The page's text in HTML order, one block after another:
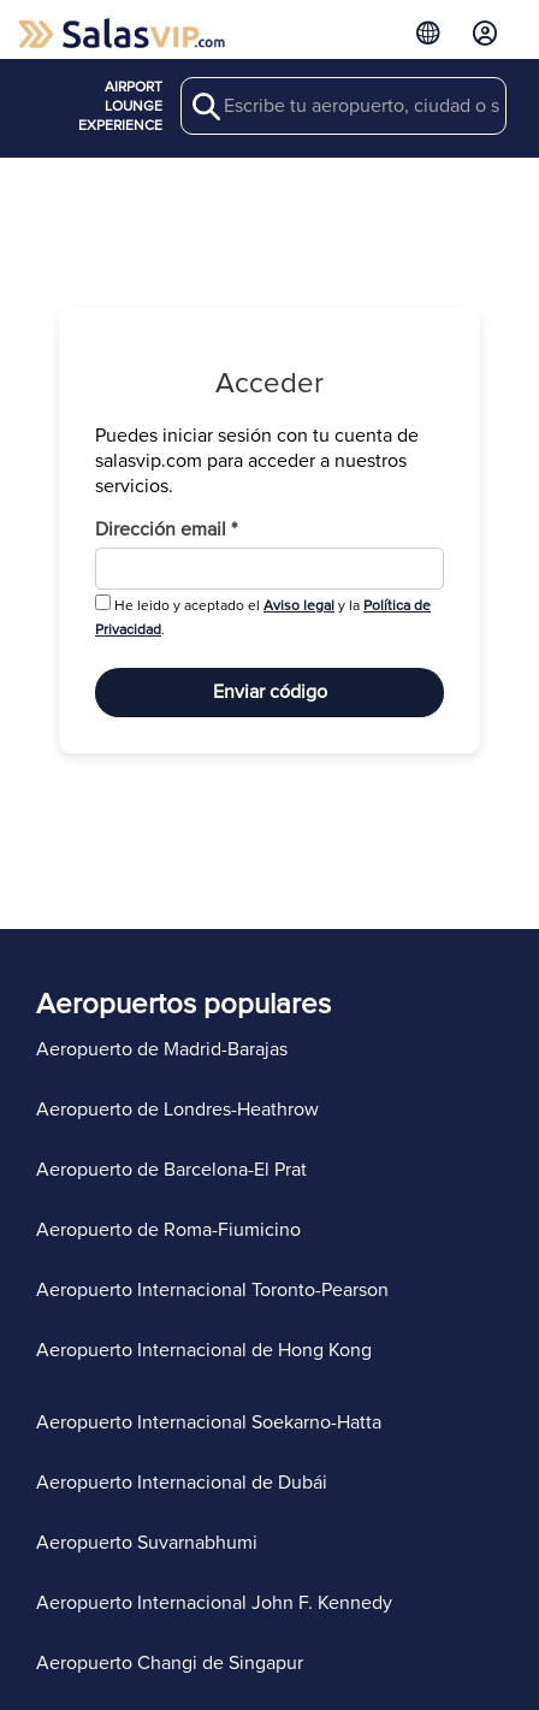
AIRPORT
LOUNGE
EXPERIENCE
Search
Acceder
Puedes iniciar sesión con tu cuenta de
salasvip.com para acceder a nuestros
servicios.
Dirección email *Obligatorio
He leido y aceptado el Aviso legal y la Política de
Privacidad.
Enviar código
Aeropuertos populares
Aeropuerto de Madrid-Barajas
Aeropuerto de Londres-Heathrow
Aeropuerto de Barcelona-El Prat
Aeropuerto de Roma-Fiumicino
Aeropuerto Internacional Toronto-Pearson
Aeropuerto Internacional de Hong Kong
Aeropuerto Internacional Soekarno-Hatta
Aeropuerto Internacional de Dubái
Aeropuerto Suvarnabhumi
Aeropuerto Internacional John F. Kennedy
Aeropuerto Changi de Singapur